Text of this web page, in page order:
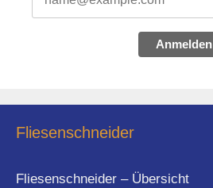
Anmelden
Fliesenschneider
Fliesenschneider – Übersicht